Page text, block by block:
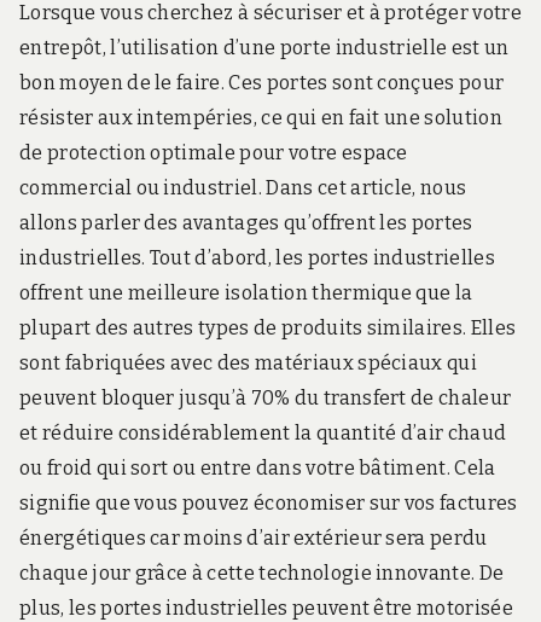
Lorsque vous cherchez à sécuriser et à protéger votre
entrepôt, l’utilisation d’une porte industrielle est un
bon moyen de le faire. Ces portes sont conçues pour
résister aux intempéries, ce qui en fait une solution
de protection optimale pour votre espace
commercial ou industriel. Dans cet article, nous
allons parler des avantages qu’offrent les portes
industrielles. Tout d’abord, les portes industrielles
offrent une meilleure isolation thermique que la
plupart des autres types de produits similaires. Elles
sont fabriquées avec des matériaux spéciaux qui
peuvent bloquer jusqu’à 70% du transfert de chaleur
et réduire considérablement la quantité d’air chaud
ou froid qui sort ou entre dans votre bâtiment. Cela
signifie que vous pouvez économiser sur vos factures
énergétiques car moins d’air extérieur sera perdu
chaque jour grâce à cette technologie innovante. De
plus, les portes industrielles peuvent être motorisée